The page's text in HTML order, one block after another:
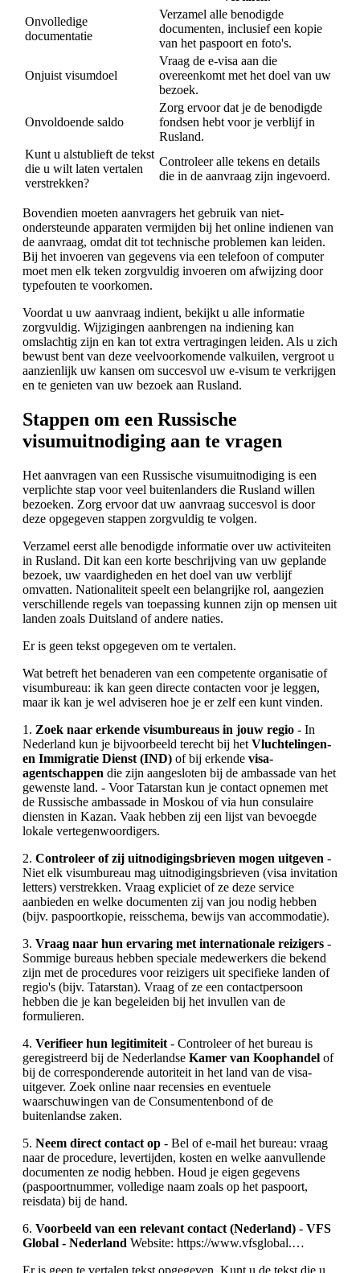
Onvolledige
documentatie
Verzamel alle benodigde
documenten, inclusief een kopie
van het paspoort en foto's.
Onjuist visumdoel
Vraag de e-visa aan die
overeenkomt met het doel van uw
bezoek.
Onvoldoende saldo
Zorg ervoor dat je de benodigde
fondsen hebt voor je verblijf in
Rusland.
Kunt u alstublieft de tekst
die u wilt laten vertalen
verstrekken?
Controleer alle tekens en details
die in de aanvraag zijn ingevoerd.
Bovendien moeten aanvragers het gebruik van niet-
ondersteunde apparaten vermijden bij het online indienen van
de aanvraag, omdat dit tot technische problemen kan leiden.
Bij het invoeren van gegevens via een telefoon of computer
moet men elk teken zorgvuldig invoeren om afwijzing door
typefouten te voorkomen.
Voordat u uw aanvraag indient, bekijkt u alle informatie
zorgvuldig. Wijzigingen aanbrengen na indiening kan
omslachtig zijn en kan tot extra vertragingen leiden. Als u zich
bewust bent van deze veelvoorkomende valkuilen, vergroot u
aanzienlijk uw kansen om succesvol uw e-visum te verkrijgen
en te genieten van uw bezoek aan Rusland.
Stappen om een Russische
visumuitnodiging aan te vragen
Het aanvragen van een Russische visumuitnodiging is een
verplichte stap voor veel buitenlanders die Rusland willen
bezoeken. Zorg ervoor dat uw aanvraag succesvol is door
deze opgegeven stappen zorgvuldig te volgen.
Verzamel eerst alle benodigde informatie over uw activiteiten
in Rusland. Dit kan een korte beschrijving van uw geplande
bezoek, uw vaardigheden en het doel van uw verblijf
omvatten. Nationaliteit speelt een belangrijke rol, aangezien
verschillende regels van toepassing kunnen zijn op mensen uit
landen zoals Duitsland of andere naties.
Er is geen tekst opgegeven om te vertalen.
Wat betreft het benaderen van een competente organisatie of
visumbureau: ik kan geen directe contacten voor je leggen,
maar ik kan je wel adviseren hoe je er zelf een kunt vinden.
1. Zoek naar erkende visumbureaus in jouw regio - In
Nederland kun je bijvoorbeeld terecht bij het Vluchtelingen-
en Immigratie Dienst (IND) of bij erkende visa-
agentschappen die zijn aangesloten bij de ambassade van het
gewenste land. - Voor Tatarstan kun je contact opnemen met
de Russische ambassade in Moskou of via hun consulaire
diensten in Kazan. Vaak hebben zij een lijst van bevoegde
lokale vertegenwoordigers.
2. Controleer of zij uitnodigingsbrieven mogen uitgeven -
Niet elk visumbureau mag uitnodigingsbrieven (visa invitation
letters) verstrekken. Vraag expliciet of ze deze service
aanbieden en welke documenten zij van jou nodig hebben
(bijv. paspoortkopie, reisschema, bewijs van accommodatie).
3. Vraag naar hun ervaring met internationale reizigers -
Sommige bureaus hebben speciale medewerkers die bekend
zijn met de procedures voor reizigers uit specifieke landen of
regio's (bijv. Tatarstan). Vraag of ze een contactpersoon
hebben die je kan begeleiden bij het invullen van de
formulieren.
4. Verifieer hun legitimiteit - Controleer of het bureau is
geregistreerd bij de Nederlandse Kamer van Koophandel of
bij de corresponderende autoriteit in het land van de visa-
uitgever. Zoek online naar recensies en eventuele
waarschuwingen van de Consumentenbond of de
buitenlandse zaken.
5. Neem direct contact op - Bel of e-mail het bureau: vraag
naar de procedure, levertijden, kosten en welke aanvullende
documenten ze nodig hebben. Houd je eigen gegevens
(paspoortnummer, volledige naam zoals op het paspoort,
reisdata) bij de hand.
6. Voorbeeld van een relevant contact (Nederland) - VFS
Global - Nederland Website: https://www.vfsglobal.…
Er is geen te vertalen tekst opgegeven. Kunt u de tekst die u